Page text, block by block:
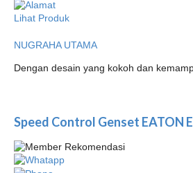
Lihat Produk
NUGRAHA UTAMA
Dengan desain yang kokoh dan
Speed Control Genset EATON